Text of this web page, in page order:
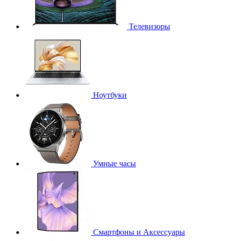
Телевизоры
Ноутбуки
Умные часы
Смартфоны и Аксессуары